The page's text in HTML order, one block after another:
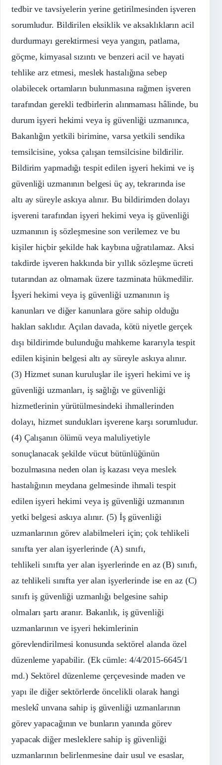
tedbir ve tavsiyelerin yerine getirilmesinden işveren
sorumludur. Bildirilen eksiklik ve aksaklıkların acil
durdurmayı gerektirmesi veya yangın, patlama,
göçme, kimyasal sızıntı ve benzeri acil ve hayati
tehlike arz etmesi, meslek hastalığına sebep
olabilecek ortamların bulunmasına rağmen işveren
tarafından gerekli tedbirlerin alınmaması hâlinde, bu
durum işyeri hekimi veya iş güvenliği uzmanınca,
Bakanlığın yetkili birimine, varsa yetkili sendika
temsilcisine, yoksa çalışan temsilcisine bildirilir.
Bildirim yapmadığı tespit edilen işyeri hekimi ve iş
güvenliği uzmanının belgesi üç ay, tekrarında ise
altı ay süreyle askıya alınır. Bu bildirimden dolayı
işvereni tarafından işyeri hekimi veya iş güvenliği
uzmanının iş sözleşmesine son verilemez ve bu
kişiler hiçbir şekilde hak kaybına uğratılamaz. Aksi
takdirde işveren hakkında bir yıllık sözleşme ücreti
tutarından az olmamak üzere tazminata hükmedilir.
İşyeri hekimi veya iş güvenliği uzmanının iş
kanunları ve diğer kanunlara göre sahip olduğu
hakları saklıdır. Açılan davada, kötü niyetle gerçek
dışı bildirimde bulunduğu mahkeme kararıyla tespit
edilen kişinin belgesi altı ay süreyle askıya alınır.
(3) Hizmet sunan kuruluşlar ile işyeri hekimi ve iş
güvenliği uzmanları, iş sağlığı ve güvenliği
hizmetlerinin yürütülmesindeki ihmallerinden
dolayı, hizmet sundukları işverene karşı sorumludur.
(4) Çalışanın ölümü veya maluliyetiyle
sonuçlanacak şekilde vücut bütünlüğünün
bozulmasına neden olan iş kazası veya meslek
hastalığının meydana gelmesinde ihmali tespit
edilen işyeri hekimi veya iş güvenliği uzmanının
yetki belgesi askıya alınır. (5) İş güvenliği
uzmanlarının görev alabilmeleri için; çok tehlikeli
sınıfta yer alan işyerlerinde (A) sınıfı,
tehlikeli sınıfta yer alan işyerlerinde en az (B) sınıfı,
az tehlikeli sınıfta yer alan işyerlerinde ise en az (C)
sınıfı iş güvenliği uzmanlığı belgesine sahip
olmaları şartı aranır. Bakanlık, iş güvenliği
uzmanlarının ve işyeri hekimlerinin
görevlendirilmesi konusunda sektörel alanda özel
düzenleme yapabilir. (Ek cümle: 4/4/2015-6645/1
md.) Sektörel düzenleme çerçevesinde maden ve
yapı ile diğer sektörlerde öncelikli olarak hangi
meslekî unvana sahip iş güvenliği uzmanlarının
görev yapacağının ve bunların yanında görev
yapacak diğer mesleklere sahip iş güvenliği
uzmanlarının belirlenmesine dair usul ve esaslar,